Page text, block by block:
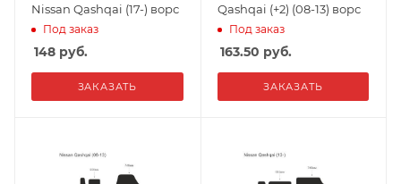
Nissan Qashqai (17-) ворс
Под заказ
148 руб.
ЗАКАЗАТЬ
Qashqai (+2) (08-13) ворс
Под заказ
163.50 руб.
ЗАКАЗАТЬ